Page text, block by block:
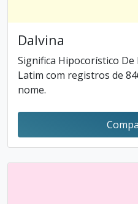
Dalvina
Significa Hipocorístico De
Latim com registros de
nome.